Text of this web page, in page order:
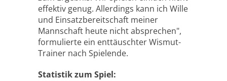
effektiv genug. Allerdings kann ich Wille
und Einsatzbereitschaft meiner
Mannschaft heute nicht absprechen",
formulierte ein enttäuschter Wismut-
Trainer nach Spielende.
Statistik zum Spiel: